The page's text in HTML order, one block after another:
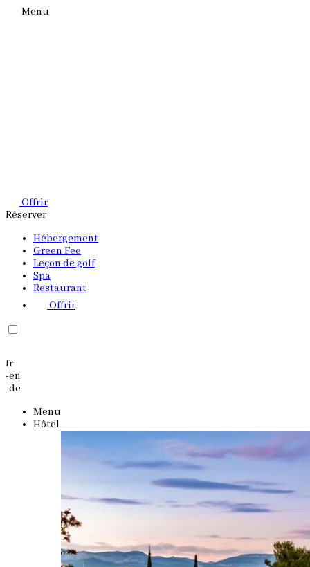
Menu
Offrir
Réserver
Hébergement
Green Fee
Leçon de golf
Spa
Restaurant
Offrir
fr
-en
-de
Menu
Hôtel